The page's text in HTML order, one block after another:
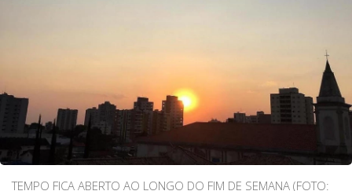
TEMPO FICA ABERTO AO LONGO DO FIM DE SEMANA (FOTO: